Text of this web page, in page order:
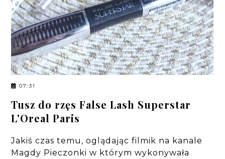
07:31
Tusz do rzęs False Lash Superstar
L'Oreal Paris
Jakiś czas temu, oglądając filmik na kanale
Magdy Pieczonki w którym wykonywała